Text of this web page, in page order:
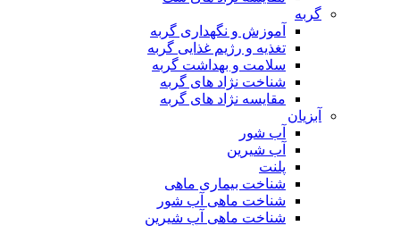
گربه
آموزش و نگهداری گربه
تغذیه و رژیم غذایی گربه
سلامت و بهداشت گربه
شناخت نژاد های گربه
مقایسه نژاد های گربه
آبزیان
آب شور
آب شیرین
پلنت
شناخت بیماری ماهی
شناخت ماهی آب شور
شناخت ماهی آب شیرین